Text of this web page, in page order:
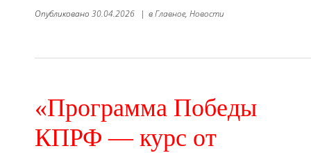
Опубликовано 30.04.2026 | вГлавное, Новости
«Программа Победы
КПРФ — курс от